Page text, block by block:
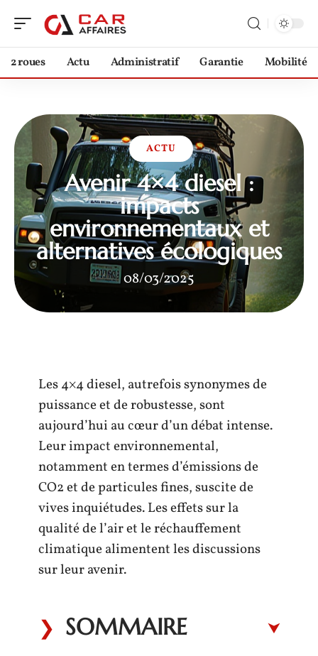
2 roues Actu Administratif Garantie Mobilité
ACTU
Avenir 4×4 diesel :
impacts
environnementaux et
alternatives écologiques
08/03/2025
Les 4×4 diesel, autrefois synonymes de
puissance et de robustesse, sont
aujourd’hui au cœur d’un débat intense.
Leur impact environnemental,
notamment en termes d’émissions de
CO2 et de particules fines, suscite de
vives inquiétudes. Les effets sur la
qualité de l’air et le réchauffement
climatique alimentent les discussions
sur leur avenir.
SOMMAIRE